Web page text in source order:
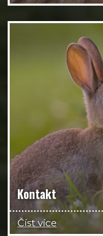
Kontakt
Číst více